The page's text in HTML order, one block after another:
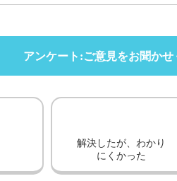
アンケート:ご意見をお聞かせ
解決したが、わかり
にくかった